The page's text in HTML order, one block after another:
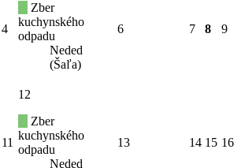
4
Zber
kuchynského
odpadu
Neded
(Šaľa)
6 7 8 9
11
12
Zber
kuchynského
odpadu
Neded
13 14 15 16